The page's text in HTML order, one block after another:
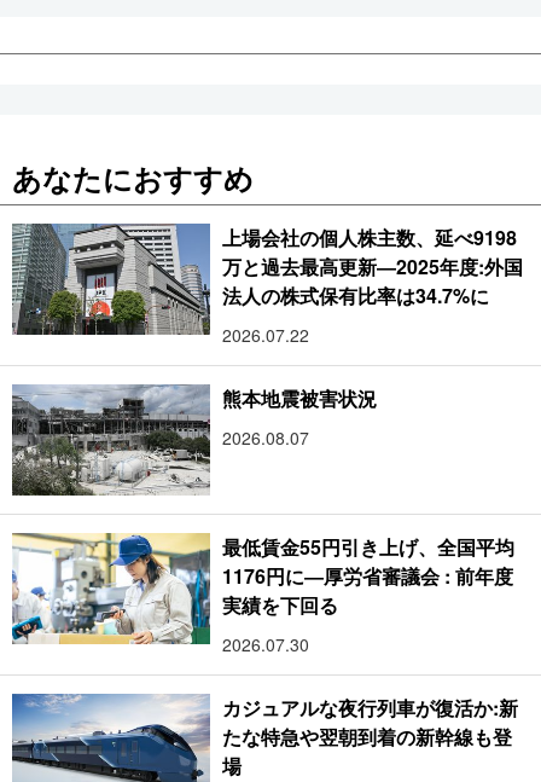
あなたにおすすめ
上場会社の個人株主数、延べ9198
万と過去最高更新―2025年度:外国
法人の株式保有比率は34.7%に
2026.07.22
熊本地震被害状況
2026.08.07
最低賃金55円引き上げ、全国平均
1176円に―厚労省審議会 : 前年度
実績を下回る
2026.07.30
カジュアルな夜行列車が復活か:新
たな特急や翌朝到着の新幹線も登
場